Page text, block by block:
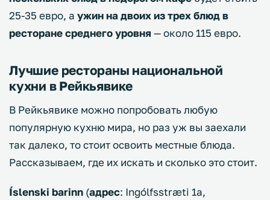
25-35 евро, а ужин на двоих из трех блюд в
ресторане среднего уровня — около 115 евро.
Лучшие рестораны национальной
кухни в Рейкьявике
В Рейкьявике можно попробовать любую
популярную кухню мира, но раз уж вы заехали
так далеко, то стоит освоить местные блюда.
Рассказываем, где их искать и сколько это стоит.
Íslenski barinn (адрес: Ingólfsstræti 1a,